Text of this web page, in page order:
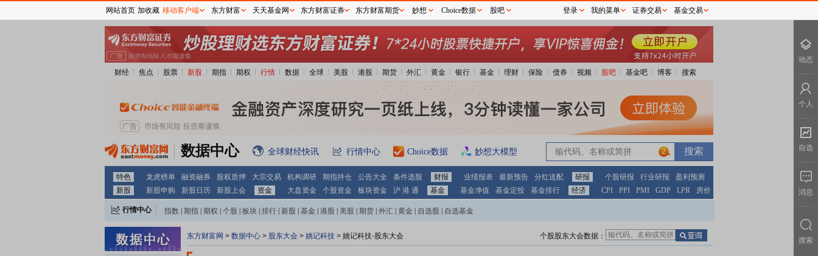
财经 焦点 股票 新股 期指 期权 行情 数据 全球 美股 港股 期货 外汇 黄金 银行 基金 理财 保险 债券 视频 股吧 基金吧 博客 搜索
数据中心 全球财经快讯 行情中心 Choice数据 妙想大模型 2
特色 龙虎榜单 融资融券 股权质押 大宗交易 机构调研 期指持仓 公告大全 条件选股 财报 业绩报表 最新预告 分红送配 研报 个股研报 行业研报
盈利预测
新股
新股申购 新股日历 新股上会 资金 大盘资金 个股资金 板块资金 沪 港 通 基金 基金净值 基金定投 基金排行 经济 CPI PPI PMI GDP LPR 房价
行情中心 指数 期指 期权 个股 板块 排行 新股 基金 港股 美股 期货 外汇 黄金 自选股 自选基金
东方财富网 > 数据中心 > 股东大会 > 姚记科技 > 姚记科技-股东大会 个股股东大会数据：
网站首页 加收藏 移动客户端 东方财富 天天基金网 东方财富证券 东方财富期货 妙想 Choice数据 股吧 登录 我的菜单 证券交易 基金交易
动态
个人
自选
消息
搜索